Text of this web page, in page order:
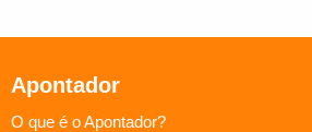
Apontador
O que é o Apontador?